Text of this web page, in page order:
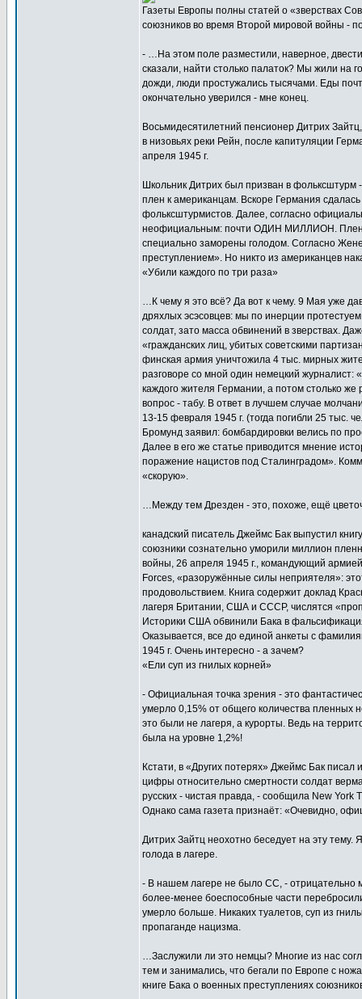
Газеты Европы полны статей о «зверствах
союзников во время Второй мировой войны -
- …На этом поле разместили, наверное,
сказали, найти столько палаток? Мы жили на
дожди, люди простужались тысячами. Еды
окончательно уверился - мне конец.
Восьмидесятилетний пенсионер Дитрих
в низовьях реки Рейн, после капитуляции
апреля 1945 г.
Школьник Дитрих был призван в фольксштурм
плен к американцам. Вскоре Германия
фольксштурмистов. Далее, согласно
неофициальным: почти ОДИН МИЛЛИОН.
специально заморены голодом. Согласно
преступлением». Но никто из американцев
«Убили каждого по три раза»
…К чему я это всё? Да вот к чему. 9 Мая уже
дряхлых эсэсовцев: мы по инерции
солдат, зато масса обвинений в зверствах.
«гражданских лиц, убитых советскими
финская армия уничтожила 4 тыс. мирных
разговоре со мной один немецкий журналист:
каждого жителя Германии, а потом столько
вопрос - табу. В ответ в лучшем случае
13-15 февраля 1945 г. (тогда погибли 25 тыс.
Бромунд заявил: бомбардировки велись по
Далее в его же статье приводится мнение
поражение нацистов под Сталинградом».
«скорую».
…Между тем Дрезден - это, похоже, ещё
канадский писатель Джеймс Бак выпустил
союзники сознательно уморили миллион
войны, 26 апреля 1945 г., командующий
Forces, «разоружённые силы неприятеля»:
продовольствием. Книга содержит доклад
лагеря Британии, США и СССР, числятся
Историки США обвинили Бака в
Оказывается, все до единой анкеты с
1945 г. Очень интересно - а зачем?
«Ели суп из гнилых корней»
- Официальная точка зрения - это
умерло 0,15% от общего количества
это были не лагеря, а курорты. Ведь на
была на уровне 1,2%!
Кстати, в «Других потерях» Джеймс Бак
цифры относительно смертности солдат
русских - чистая правда, - сообщила New
Однако сама газета признаёт: «Очевидно,
Дитрих Зайтц неохотно беседует на эту тему.
голода в лагере.
- В нашем лагере не было СС, - отрицательно
более-менее боеспособные части
умерло больше. Никаких туалетов, суп из
пропаганде нацизма.
…Заслужили ли это немцы? Многие из нас
тем и занимались, что бегали по Европе с
книге Бака о военных преступлениях